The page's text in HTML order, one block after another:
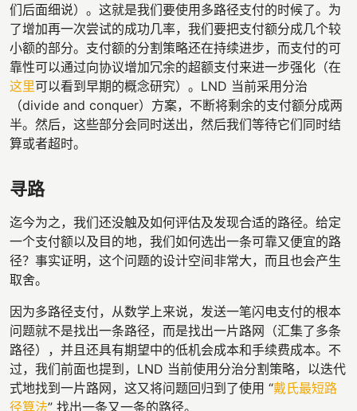
们后面细说）。这就是我们要使用多路径支付的时候了。为
了增加再一次尝试的成功几率，我们要把支付额分成几个较
小额的部分。支付额的分割策略还在持续进步，而支付的可
靠性可以通过向协议增加冗余的超额支付来进一步强化（在
这里可以看到早期的概念研究）。LND 当前采用分治
（divide and conquer）方案，不断将剩余的支付额分成两
半。然后，这些部分会同时送出，然后我们等待它们同时结
算或者超时。
寻路
迄今为之，我们还没触及如何评估及发现合适的路径。给定
一个支付额以及目的地，我们如何选出一条可靠又便宜的路
径？事实证明，这个问题的设计空间非常大，而且也会产生
取舍。
因为多路径支付，从数学上来说，发送一笔闪电支付的根本
问题就不是找出一条路径，而是找出一片路网（汇集了多条
路径），并且还具有期望中的低机会成本和手续费成本。不
过，我们前面也提到，LND 当前使用分治分割策略，以迭代
式地找到一片路网，这又将问题回归到了使用 “戴氏最短路
径算法” 找出一条又一条的路径。